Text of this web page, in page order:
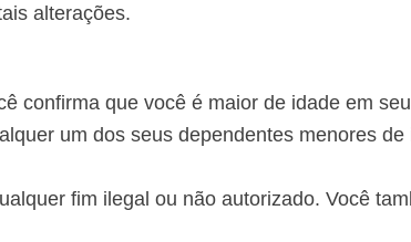
alterações.
confirma que você é maior de idade em
um dos seus dependentes menores
fim ilegal ou não autorizado. Você